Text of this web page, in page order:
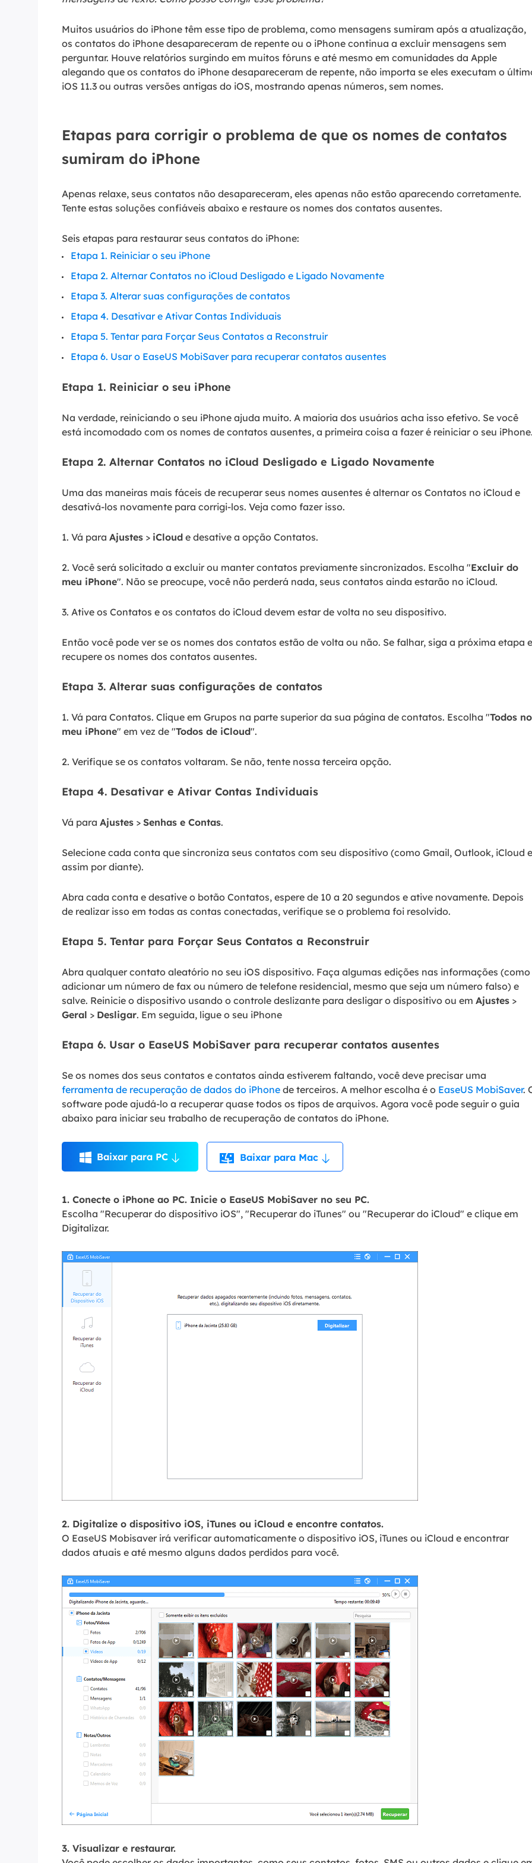
Partition Recovery
Recuperação de partição perdida
Email Recovery
Recuperação de e-mail do Outlook
System Deploy
Implantação
Muitos usuários do iPhone têm esse tipo de problema, como mensagens sumiram após a atualização,
os contatos do iPhone desapareceram de repente ou o iPhone continua a excluir mensagens sem
perguntar. Houve relatórios surgindo em muitos fóruns e até mesmo em comunidades da Apple
alegando que os contatos do iPhone desapareceram de repente, não importa se eles executam o
iOS 11.3 ou outras versões antigas do iOS, mostrando apenas números, sem nomes.
Etapas para corrigir o problema de que os nomes de contatos
sumiram do iPhone
Apenas relaxe, seus contatos não desapareceram, eles apenas não estão aparecendo corretamente.
Tente estas soluções confiáveis abaixo e restaure os nomes dos contatos ausentes.
Seis etapas para restaurar seus contatos do iPhone:
Etapa 1. Reiniciar o seu iPhone
Etapa 2. Alternar Contatos no iCloud Desligado e Ligado Novamente
Etapa 3. Alterar suas configurações de contatos
Etapa 4. Desativar e Ativar Contas Individuais
Etapa 5. Tentar para Forçar Seus Contatos a Reconstruir
Etapa 6. Usar o EaseUS MobiSaver para recuperar contatos ausentes
Etapa 1. Reiniciar o seu iPhone
Na verdade, reiniciando o seu iPhone ajuda muito. A maioria dos usuários acha isso efetivo. Se você
está incomodado com os nomes de contatos ausentes, a primeira coisa a fazer é reiniciar o seu
Etapa 2. Alternar Contatos no iCloud Desligado e Ligado Novamente
Uma das maneiras mais fáceis de recuperar seus nomes ausentes é alternar os Contatos no iCloud e
desativá-los novamente para corrigi-los. Veja como fazer isso.
1. Vá para Ajustes > iCloud e desative a opção Contatos.
2. Você será solicitado a excluir ou manter contatos previamente sincronizados. Escolha "Excluir do
meu iPhone". Não se preocupe, você não perderá nada, seus contatos ainda estarão no iCloud.
3. Ative os Contatos e os contatos do iCloud devem estar de volta no seu dispositivo.
Então você pode ver se os nomes dos contatos estão de volta ou não. Se falhar, siga a próxima etapa e
recupere os nomes dos contatos ausentes.
Etapa 3. Alterar suas configurações de contatos
1. Vá para Contatos. Clique em Grupos na parte superior da sua página de contatos. Escolha "Todos no
meu iPhone" em vez de "Todos de iCloud".
2. Verifique se os contatos voltaram. Se não, tente nossa terceira opção.
Etapa 4. Desativar e Ativar Contas Individuais
Vá para Ajustes > Senhas e Contas.
Selecione cada conta que sincroniza seus contatos com seu dispositivo (como Gmail, Outlook, iCloud e
assim por diante).
Abra cada conta e desative o botão Contatos, espere de 10 a 20 segundos e ative novamente. Depois
de realizar isso em todas as contas conectadas, verifique se o problema foi resolvido.
Etapa 5. Tentar para Forçar Seus Contatos a Reconstruir
Abra qualquer contato aleatório no seu iOS dispositivo. Faça algumas edições nas informações (como
adicionar um número de fax ou número de telefone residencial, mesmo que seja um número falso) e
salve. Reinicie o dispositivo usando o controle deslizante para desligar o dispositivo ou em Ajustes >
Geral > Desligar. Em seguida, ligue o seu iPhone
Etapa 6. Usar o EaseUS MobiSaver para recuperar contatos ausentes
Se os nomes dos seus contatos e contatos ainda estiverem faltando, você deve precisar uma
ferramenta de recuperação de dados do iPhone de terceiros. A melhor escolha é o EaseUS MobiSaver.
software pode ajudá-lo a recuperar quase todos os tipos de arquivos. Agora você pode seguir o guia
abaixo para iniciar seu trabalho de recuperação de contatos do iPhone.
 Baixar para PC  Baixar para Mac
1. Conecte o iPhone ao PC. Inicie o EaseUS MobiSaver no seu PC.
Escolha "Recuperar do dispositivo iOS", "Recuperar do iTunes" ou "Recuperar do iCloud" e clique em
Digitalizar.
2. Digitalize o dispositivo iOS, iTunes ou iCloud e encontre contatos.
O EaseUS Mobisaver irá verificar automaticamente o dispositivo iOS, iTunes ou iCloud e encontrar
dados atuais e até mesmo alguns dados perdidos para você.
3. Visualizar e restaurar.